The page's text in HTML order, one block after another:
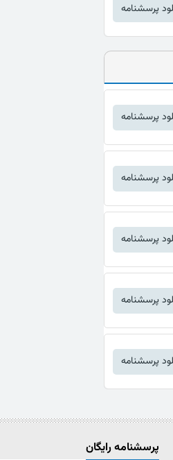
پرسشنامه
پرسشنامه
پرسشنامه
پرسشنامه
پرسشنامه
پرسشنامه
پرسشنامه رایگان